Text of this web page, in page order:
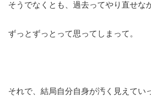
そうでなくとも、過去ってやり直せな
ずっとずっとって思ってしまって。
それで、結局自分自身が汚く見えてい